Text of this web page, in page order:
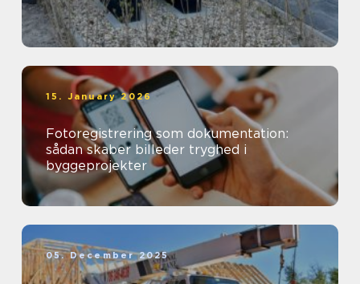
15. January 2026
Fotoregistrering som dokumentation:
sådan skaber billeder tryghed i
byggeprojekter
05. December 2025